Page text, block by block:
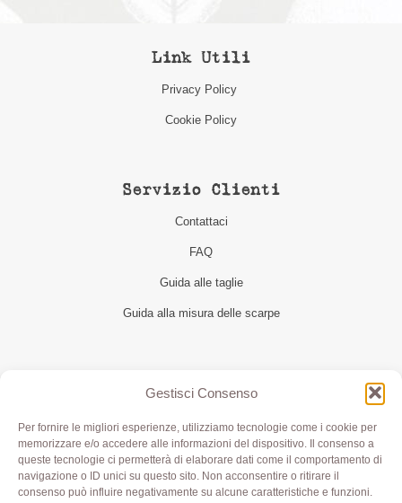
Gestisci Consenso
Per fornire le migliori esperienze, utilizziamo tecnologie come i cookie per
memorizzare e/o accedere alle informazioni del dispositivo. Il consenso a
queste tecnologie ci permetterà di elaborare dati come il comportamento di
navigazione o ID unici su questo sito. Non acconsentire o ritirare il
consenso può influire negativamente su alcune caratteristiche e funzioni.
Link Utili
Privacy Policy
Cookie Policy
Servizio Clienti
Contattaci
FAQ
Guida alle taglie
Guida alla misura delle scarpe
Seguici